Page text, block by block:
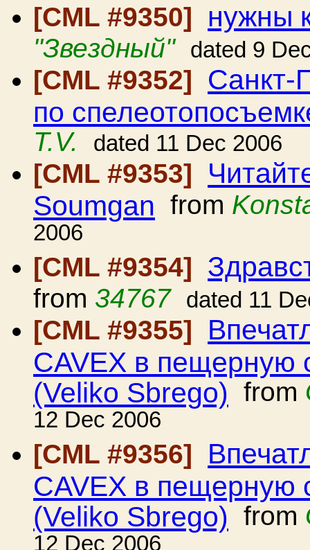
[CML #9350] нужны
"Звездный" dated 9
[CML #9352] Санкт-
по
T.V.
dated 11 Dec 2006
[CML #9353]
Soumgan from
2006
[CML #9354]
from 34767 dated 11
[CML #9355]
CAVEX в пещерную
(Veliko Sbrego) from
12 Dec 2006
[CML #9356]
CAVEX в пещерную
(Veliko Sbrego) from